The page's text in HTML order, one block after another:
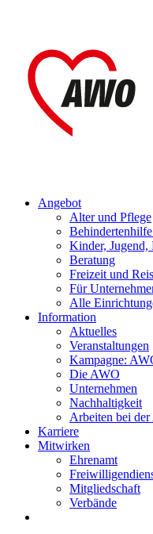
Angebot
Alter und Pflege
Kinder, Jugend,
Beratung
Freizeit und
Für
Alle
Information
Aktuelles
Veranstaltungen
Kampagne:
Die AWO
Unternehmen
Nachhaltigkeit
Arbeiten bei
Karriere
Mitwirken
Ehrenamt
Mitgliedschaft
Verbände